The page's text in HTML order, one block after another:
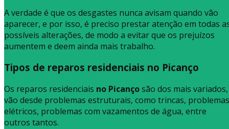
A verdade é que os desgastes nunca avisam quando vão
aparecer, e por isso, é preciso prestar atenção em todas
possíveis alterações, de modo a evitar que os prejuízos
aumentem e deem ainda mais trabalho.
Tipos de reparos residenciais no Picanço
Os reparos residenciais no Picançosão dos mais variados,
vão desde problemas estruturais, como trincas, problemas
elétricos, problemas com vazamentos de água, entre
outros tantos.